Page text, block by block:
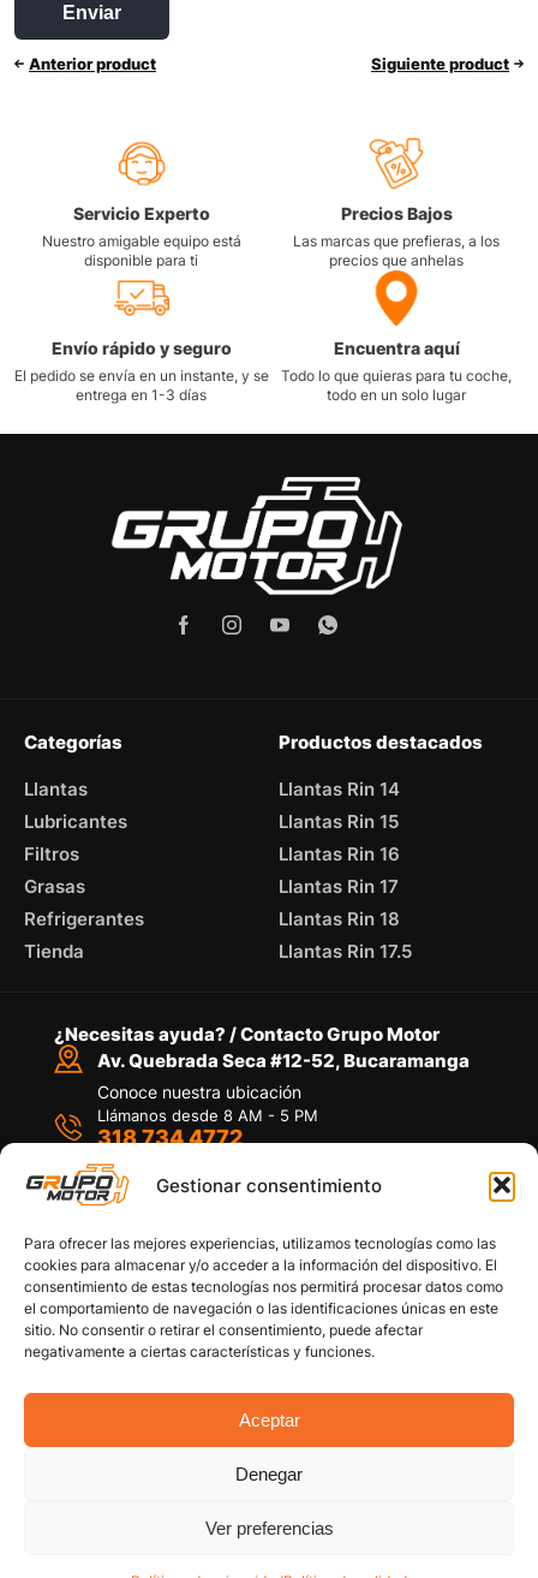
Gestionar consentimiento
Para ofrecer las mejores experiencias, utilizamos tecnologías como las
cookies para almacenar y/o acceder a la información del dispositivo. El
consentimiento de estas tecnologías nos permitirá procesar datos como
el comportamiento de navegación o las identificaciones únicas en este
sitio. No consentir o retirar el consentimiento, puede afectar
negativamente a ciertas características y funciones.
Aceptar
Denegar
Ver preferencias
Anterior product Siguiente product
Servicio Experto
Nuestro amigable equipo está
disponible para ti
Precios Bajos
Las marcas que prefieras, a los
precios que anhelas
Envío rápido y seguro
El pedido se envía en un instante, y se
entrega en 1-3 días
Encuentra aquí
Todo lo que quieras para tu coche,
todo en un solo lugar
Categorías
Llantas
Lubricantes
Filtros
Grasas
Refrigerantes
Tienda
Productos destacados
Llantas Rin 14
Llantas Rin 15
Llantas Rin 16
Llantas Rin 17
Llantas Rin 18
Llantas Rin 17.5
¿Necesitas ayuda? / Contacto Grupo Motor
Av. Quebrada Seca #12-52, Bucaramanga
Conoce nuestra ubicación
Llámanos desde 8 AM - 5 PM
318 734 4772
Por medio de WhatsApp
Copyright © 2026 Grupo Motor S.A.S. Todos los
Políticas de privacidad
Política de devoluciones y/o reembolsos
Términos y Condiciones